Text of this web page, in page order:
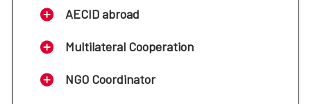
AECID abroad
Multilateral Cooperation
NGO Coordinator